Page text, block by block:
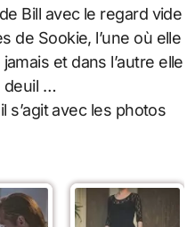
Bill avec le regard vide
de Sookie, l’une où elle
et dans l’autre elle
deuil …
s’agit avec les photos